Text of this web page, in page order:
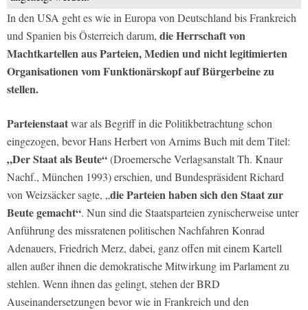
In den USA geht es wie in Europa von Deutschland bis Frankreich
und Spanien bis Österreich darum, die Herrschaft von
Machtkartellen aus Parteien, Medien und nicht legitimierten
Organisationen vom Funktionärskopf auf Bürgerbeine zu
stellen.
Parteienstaatwar als Begriff in die Politikbetrachtung schon
eingezogen, bevor Hans Herbert von Arnims Buch mit dem Titel:
„Der Staat als Beute“(Droemersche Verlagsanstalt Th. Knaur
Nachf., München 1993) erschien, und Bundespräsident Richard
von Weizsäcker sagte, „die Parteien haben sich den Staat zur
Beute gemacht“. Nun sind die Staatsparteien zynischerweise unter
Anführung des missratenen politischen Nachfahren Konrad
Adenauers, Friedrich Merz, dabei, ganz offen mit einem Kartell
allen außer ihnen die demokratische Mitwirkung im Parlament zu
stehlen. Wenn ihnen das gelingt, stehen der BRD
Auseinandersetzungen bevor wie in Frankreich und den